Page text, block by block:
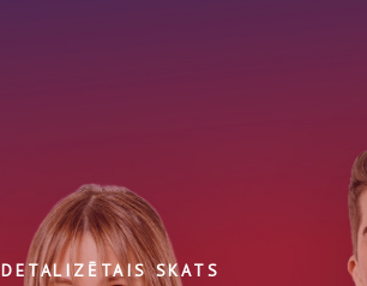
DETALIZĒTAIS SKATS